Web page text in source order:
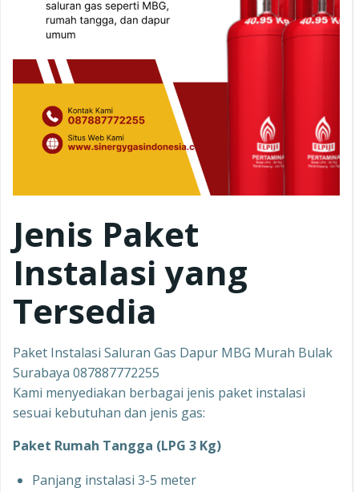
Jenis Paket
Instalasi yang
Tersedia
Paket Instalasi Saluran Gas Dapur MBG Murah Bulak
Surabaya 087887772255
Kami menyediakan berbagai jenis paket instalasi
sesuai kebutuhan dan jenis gas:
Paket Rumah Tangga (LPG 3 Kg)
Panjang instalasi 3-5 meter